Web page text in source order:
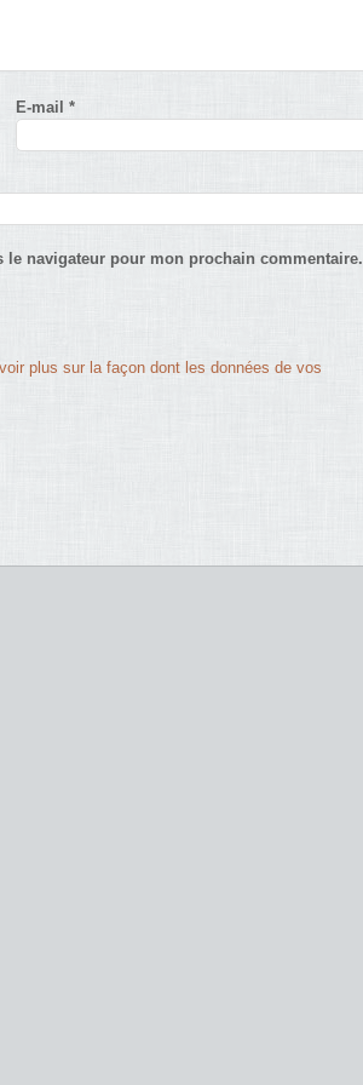
E-mail *
navigateur pour mon prochain commentaire.
plus sur la façon dont les données de vos